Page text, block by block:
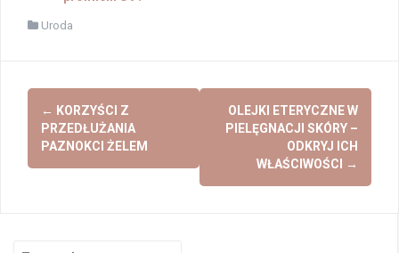
Uroda
Post
navigation
← KORZYŚCI Z
PRZEDŁUŻANIA
PAZNOKCI ŻELEM
OLEJKI ETERYCZNE W
PIELĘGNACJI SKÓRY –
ODKRYJ ICH
WŁAŚCIWOŚCI
→
Search